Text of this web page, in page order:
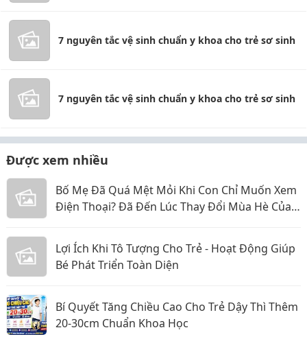
7 nguyên tắc vệ sinh chuẩn y khoa cho trẻ sơ sinh
7 nguyên tắc vệ sinh chuẩn y khoa cho trẻ sơ sinh
Được xem nhiều
Bố Mẹ Đã Quá Mệt Mỏi Khi Con Chỉ Muốn Xem
Điện Thoại? Đã Đến Lúc Thay Đổi Mùa Hè Của
Lợi Ích Khi Tô Tượng Cho Trẻ - Hoạt Động Giúp
Bé Phát Triển Toàn Diện
Bí Quyết Tăng Chiều Cao Cho Trẻ Dậy Thì Thêm
20-30cm Chuẩn Khoa Học